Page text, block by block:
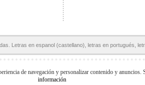
Letras en espanol (castellano), letras en portugués,
Letras en español Letras de Canciones
de navegación y personalizar contenido y anuncios.
información